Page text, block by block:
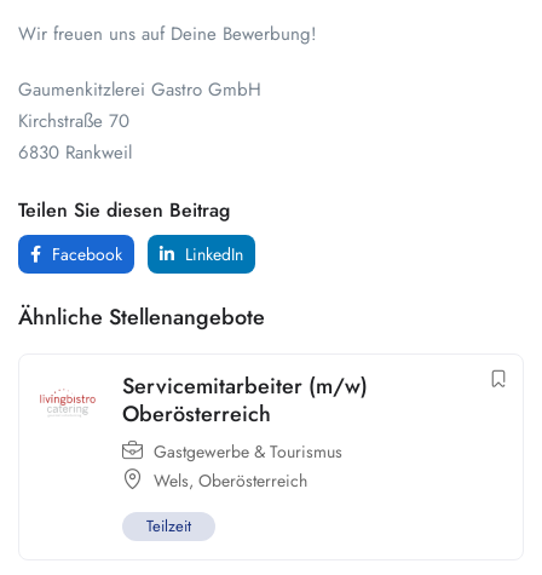
Wir freuen uns auf Deine Bewerbung!
Gaumenkitzlerei Gastro GmbH
Kirchstraße 70
6830 Rankweil
Teilen Sie diesen Beitrag
Facebook LinkedIn
Ähnliche Stellenangebote
Servicemitarbeiter (m/w)
Oberösterreich
Gastgewerbe & Tourismus
Wels, Oberösterreich
Teilzeit